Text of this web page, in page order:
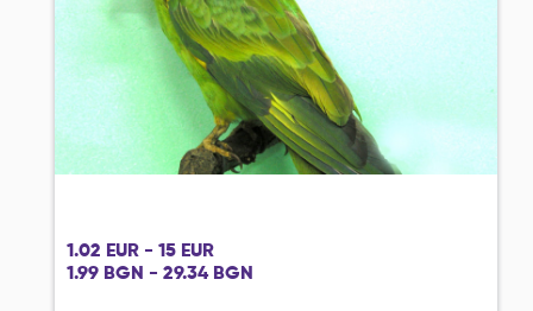
1.02 EUR - 15 EUR
1.99 BGN - 29.34 BGN